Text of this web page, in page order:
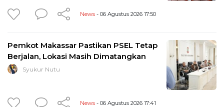
News - 06 Agustus 2026 17:50
Pemkot Makassar Pastikan PSEL Tetap
Berjalan, Lokasi Masih Dimatangkan
Syukur Nutu
News - 06 Agustus 2026 17:41